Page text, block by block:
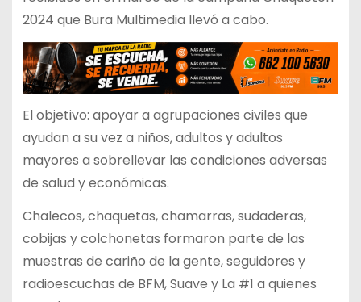
2024 que Bura Multimedia llevó a cabo.
El objetivo: apoyar a agrupaciones civiles que
ayudan a su vez a niños, adultos y adultos
mayores a sobrellevar las condiciones adversas
de salud y económicas.
Chalecos, chaquetas, chamarras, sudaderas,
cobijas y colchonetas formaron parte de las
muestras de cariño de la gente, seguidores y
radioescuchas de BFM, Suave y La #1 a quienes